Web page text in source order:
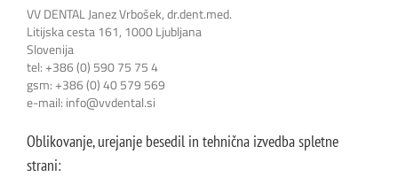
VV DENTAL Janez Vrbošek, dr.dent.med.
Litijska cesta 161, 1000 Ljubljana
Slovenija
tel: +386 (0) 590 75 75 4
gsm: +386 (0) 40 579 569
e-mail: info@vvdental.si
Oblikovanje, urejanje besedil in tehnična izvedba spletne
strani: